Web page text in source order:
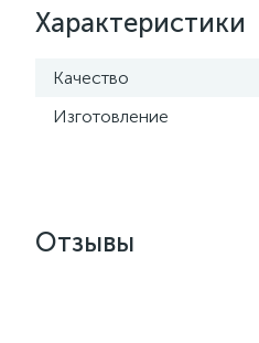
Характеристики
Качество
Изготовление
Отзывы